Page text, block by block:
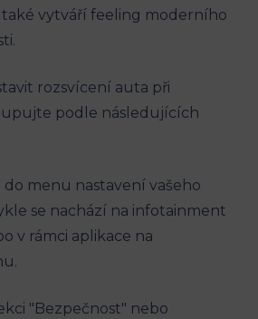
vytváří feeling moderního
rozsvícení auta při
podle následujících
do menu nastavení vašeho
se nachází na infotainment
v rámci aplikace na
"Bezpečnost" nebo